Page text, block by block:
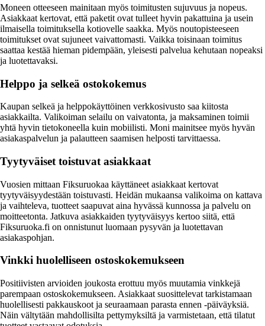
Moneen otteeseen mainitaan myös toimitusten sujuvuus ja nopeus.
Asiakkaat kertovat, että paketit ovat tulleet hyvin pakattuina ja usein
ilmaisella toimituksella kotiovelle saakka. Myös noutopisteeseen
toimitukset ovat sujuneet vaivattomasti. Vaikka toisinaan toimitus
saattaa kestää hieman pidempään, yleisesti palvelua kehutaan nopeaksi
ja luotettavaksi.
Helppo ja selkeä ostokokemus
Kaupan selkeä ja helppokäyttöinen verkkosivusto saa kiitosta
asiakkailta. Valikoiman selailu on vaivatonta, ja maksaminen toimii
yhtä hyvin tietokoneella kuin mobiilisti. Moni mainitsee myös hyvän
asiakaspalvelun ja palautteen saamisen helposti tarvittaessa.
Tyytyväiset toistuvat asiakkaat
Vuosien mittaan Fiksuruokaa käyttäneet asiakkaat kertovat
tyytyväisyydestään toistuvasti. Heidän mukaansa valikoima on kattava
ja vaihteleva, tuotteet saapuvat aina hyvässä kunnossa ja palvelu on
moitteetonta. Jatkuva asiakkaiden tyytyväisyys kertoo siitä, että
Fiksuruoka.fi on onnistunut luomaan pysyvän ja luotettavan
asiakaspohjan.
Vinkki huolelliseen ostoskokemukseen
Positiivisten arvioiden joukosta erottuu myös muutamia vinkkejä
parempaan ostoskokemukseen. Asiakkaat suosittelevat tarkistamaan
huolellisesti pakkauskoot ja seuraamaan parasta ennen -päiväyksiä.
Näin vältytään mahdollisilta pettymyksiltä ja varmistetaan, että tilatut